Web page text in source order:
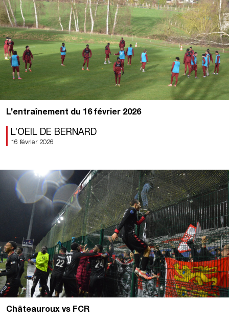
L’entraînement du 16 février 2026
L’OEIL DE BERNARD
16 février 2026
Châteauroux vs FCR